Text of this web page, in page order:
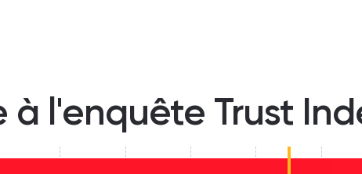
à l'enquête Trust